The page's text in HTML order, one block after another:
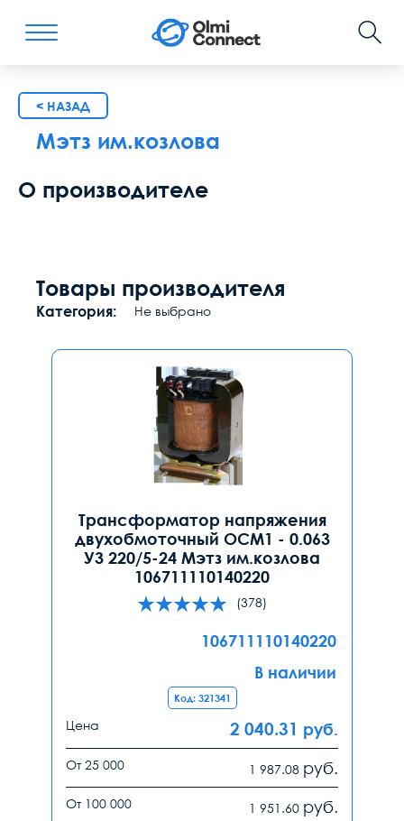
< НАЗАД
Мэтз им.козлова
О производителе
Товары производителя
Категория: Не выбрано
Трансформатор напряжения
двухобмоточный ОСМ1 - 0.063
У3 220/5-24 Мэтз им.козлова
106711110140220
(378)
106711110140220
В наличии
Код: 321341
Цена 2 040.31 руб.
От 25 000 1 987.08 руб.
От 100 000 1 951.60 руб.